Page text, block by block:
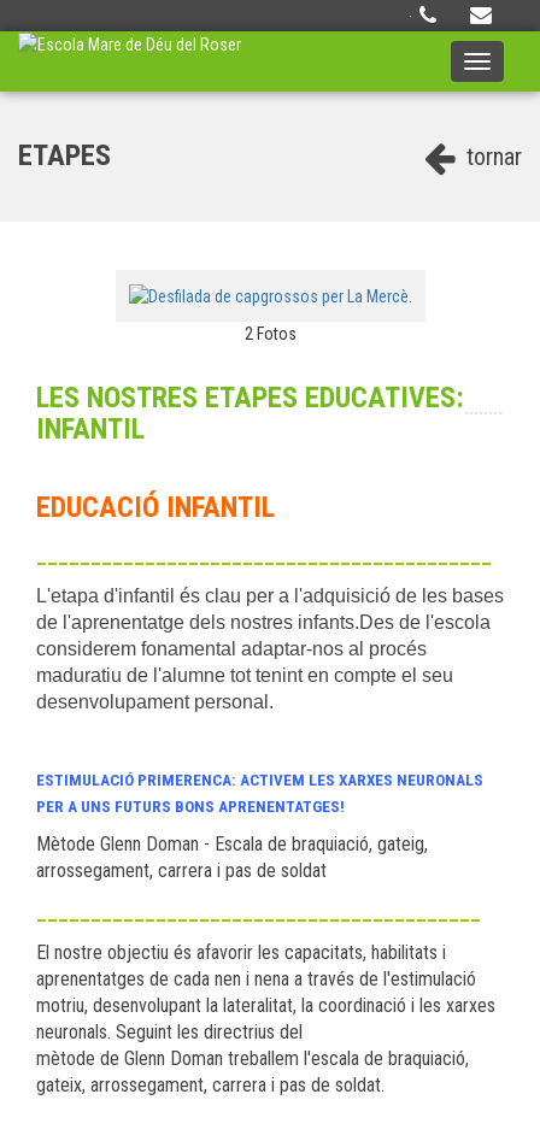
·
Toggle
tornar
ETAPES
2 Fotos
LES NOSTRES ETAPES EDUCATIVES:
INFANTIL
EDUCACIÓ INFANTIL
__________________________________________
L'etapa d'infantil és clau per a l'adquisició de les bases
de l'aprenentatge dels nostres infants.Des de l'escola
considerem fonamental adaptar-nos al procés
maduratiu de l'alumne tot tenint en compte el seu
desenvolupament personal.
ESTIMULACIÓ PRIMERENCA: ACTIVEM LES XARXES NEURONALS
PER A UNS FUTURS BONS APRENENTATGES!
Mètode Glenn Doman - Escala de braquiació, gateig,
arrossegament, carrera i pas de soldat
_________________________________________
El nostre objectiu és afavorir les capacitats, habilitats i
aprenentatges de cada nen i nena a través de l'estimulació
motriu, desenvolupant la lateralitat, la coordinació i les xarxes
neuronals. Seguint les directrius del
mètode de Glenn Doman treballem l'escala de braquiació,
gateix, arrossegament, carrera i pas de soldat.